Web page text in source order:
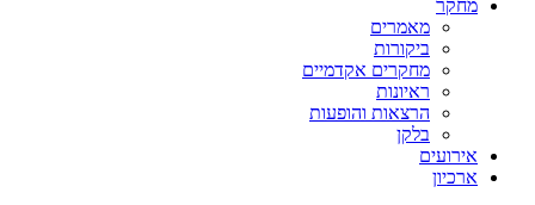
מחקר
מאמרים
ביקורות
מחקרים אקדמיים
ראיונות
הרצאות והופעות
בלקן
אירועים
ארכיון